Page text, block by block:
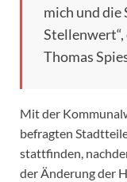
mich und die
Thomas
Mit der
befragten
stattfinden,
der Änderung der